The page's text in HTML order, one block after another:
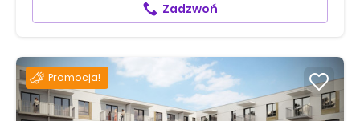
Zadzwoń
Promocja!